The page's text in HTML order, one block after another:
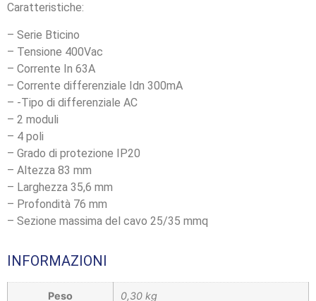
Caratteristiche:
– Serie Bticino
– Tensione 400Vac
– Corrente In 63A
– Corrente differenziale Idn 300mA
– -Tipo di differenziale AC
– 2 moduli
– 4 poli
– Grado di protezione IP20
– Altezza 83 mm
– Larghezza 35,6 mm
– Profondità 76 mm
– Sezione massima del cavo 25/35 mmq
INFORMAZIONI
Peso 0,30 kg